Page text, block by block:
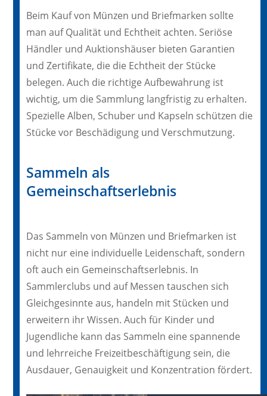
Beim Kauf von Münzen und Briefmarken sollte
man auf Qualität und Echtheit achten. Seriöse
Händler und Auktionshäuser bieten Garantien
und Zertifikate, die die Echtheit der Stücke
belegen. Auch die richtige Aufbewahrung ist
wichtig, um die Sammlung langfristig zu erhalten.
Spezielle Alben, Schuber und Kapseln schützen die
Stücke vor Beschädigung und Verschmutzung.
Sammeln als
Gemeinschaftserlebnis
Das Sammeln von Münzen und Briefmarken ist
nicht nur eine individuelle Leidenschaft, sondern
oft auch ein Gemeinschaftserlebnis. In
Sammlerclubs und auf Messen tauschen sich
Gleichgesinnte aus, handeln mit Stücken und
erweitern ihr Wissen. Auch für Kinder und
Jugendliche kann das Sammeln eine spannende
und lehrreiche Freizeitbeschäftigung sein, die
Ausdauer, Genauigkeit und Konzentration fördert.